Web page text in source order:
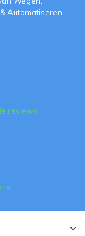
Automatiseren.
reviews